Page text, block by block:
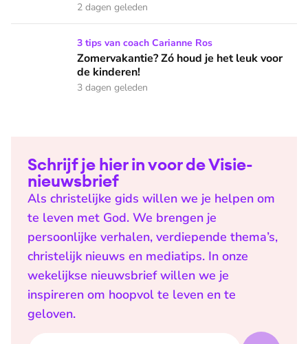
2 dagen geleden
Zomervakantie? Zó houd je het leuk voor de kinderen!
3 tips van coach Carianne Ros
Zomervakantie? Zó houd je het leuk voor
de kinderen!
3 dagen geleden
Schrijf je hier in voor de Visie-
nieuwsbrief
Als christelijke gids willen we je helpen om
te leven met God. We brengen je
persoonlijke verhalen, verdiepende thema’s,
christelijk nieuws en mediatips. In onze
wekelijkse nieuwsbrief willen we je
inspireren om hoopvol te leven en te
geloven.